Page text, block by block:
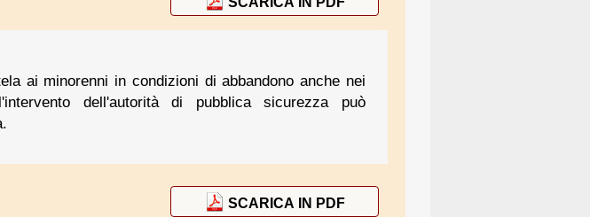
ai minorenni in condizioni di abbandono anche nei
dell'autorità di pubblica sicurezza può
SCARICA IN PDF